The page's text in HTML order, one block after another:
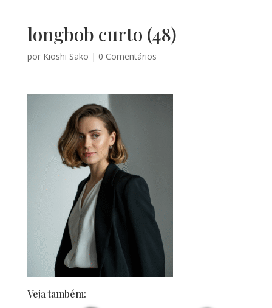
longbob curto (48)
por Kioshi Sako | 0 Comentários
Veja também: